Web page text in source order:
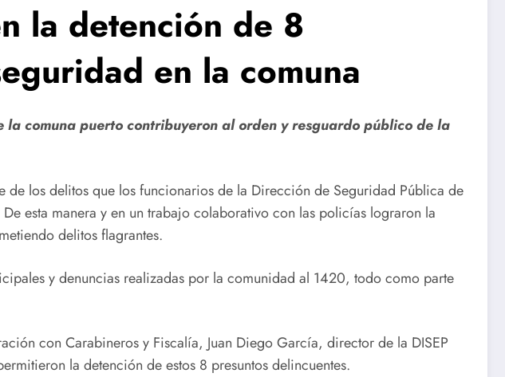
la detención de 8
en la comuna
comuna puerto contribuyeron al orden y resguardo público de la
los delitos que los funcionarios de la Dirección de Seguridad Pública de
esta manera y en un trabajo colaborativo con las policías lograron la
delitos flagrantes.
y denuncias realizadas por la comunidad al 1420, todo como parte
con Carabineros y Fiscalía, Juan Diego García, director de la DISEP
la detención de estos 8 presuntos delincuentes.